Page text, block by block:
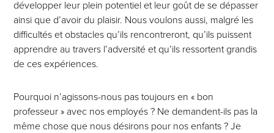
développer leur plein potentiel et leur goût de se dépasser
ainsi que d’avoir du plaisir. Nous voulons aussi, malgré les
difficultés et obstacles qu’ils rencontreront, qu’ils puissent
apprendre au travers l’adversité et qu’ils ressortent grandis
de ces expériences.
Pourquoi n’agissons-nous pas toujours en « bon
professeur » avec nos employés ? Ne demandent-ils pas la
même chose que nous désirons pour nos enfants ? Je